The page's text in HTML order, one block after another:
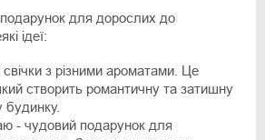
для дорослих до
ідеї:
свічки з різними ароматами. Це
створить романтичну та затишну
- чудовий подарунок для